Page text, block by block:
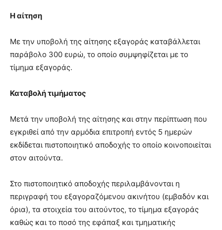
Η αίτηση
Με την υποβολή της αίτησης εξαγοράς καταβάλλεται
παράβολο 300 ευρώ, το οποίο συμψηφίζεται με το
τίμημα εξαγοράς.
Καταβολή τιμήματος
Μετά την υποβολή της αίτησης και στην περίπτωση που
εγκριθεί από την αρμόδια επιτροπή εντός 5 ημερών
εκδίδεται πιστοποιητικό αποδοχής το οποίο κοινοποιείται
στον αιτούντα.
Στο πιστοποιητικό αποδοχής περιλαμβάνονται η
περιγραφή του εξαγοραζόμενου ακινήτου (εμβαδόν και
όρια), τα στοιχεία του αιτούντος, το τίμημα εξαγοράς
καθώς και το ποσό της εφάπαξ και τμηματικής